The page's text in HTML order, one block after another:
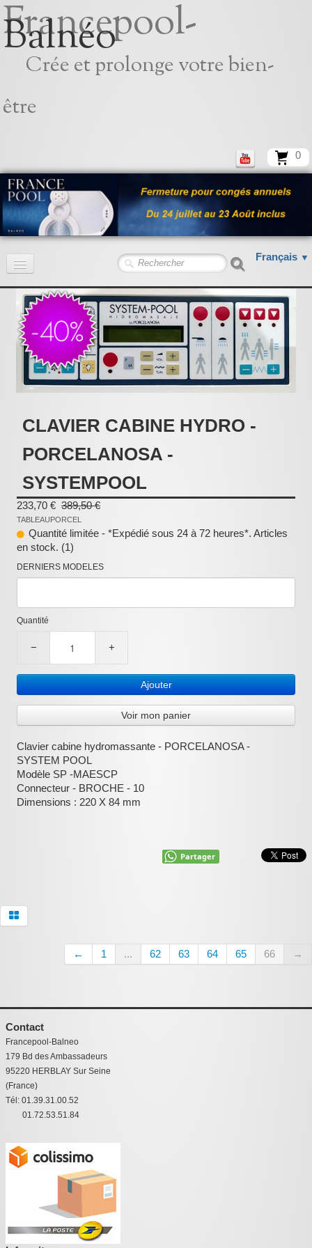
Francepool-
Balnéo
Crée et prolonge votre bien-
être
0
Français ▼
Accueil
Pièces détachées
Pompes Piscine
Kits baignoires
Pour le bain
Prestations Atelier
Les bonnes affaires
Composants électroniques
F.A.Q (Foire aux questions)
Contact
CLAVIER CABINE HYDRO -
PORCELANOSA -
SYSTEMPOOL
233,70 € 389,50 €
TABLEAUPORCEL
Quantité limitée - *Expédié sous 24 à 72 heures*. Articles
en stock. (1)
DERNIERS MODELES
Quantité
− +
Ajouter
Voir mon panier
Clavier cabine hydromassante - PORCELANOSA -
SYSTEM POOL
Modèle SP -MAESCP
Connecteur - BROCHE - 10
Dimensions : 220 X 84 mm
Partager
← 1 ... 62 63 64 65 66 →
Contact
Francepool-Balneo
179 Bd des Ambassadeurs
95220 HERBLAY Sur Seine
(France)
Tél: 01.39.31.00.52
01.72.53.51.84